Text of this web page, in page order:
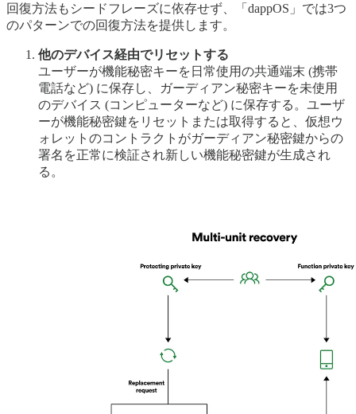
回復方法もシードフレーズに依存せず、「dappOS」では3つ
のパターンでの回復方法を提供します。
他のデバイス経由でリセットする
ユーザーが機能秘密キーを日常使用の共通端末 (携帯
電話など) に保存し、ガーディアン秘密キーを未使用
のデバイス (コンピューターなど) に保存する。ユーザ
ーが機能秘密鍵をリセットまたは取得すると、仮想ウ
ォレットのコントラクトがガーディアン秘密鍵からの
署名を正常に検証され新しい機能秘密鍵が生成され
る。